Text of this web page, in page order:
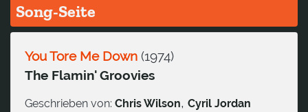
Song-Seite
You Tore Me Down (1974)
The Flamin' Groovies
Geschrieben von: Chris Wilson, Cyril Jordan